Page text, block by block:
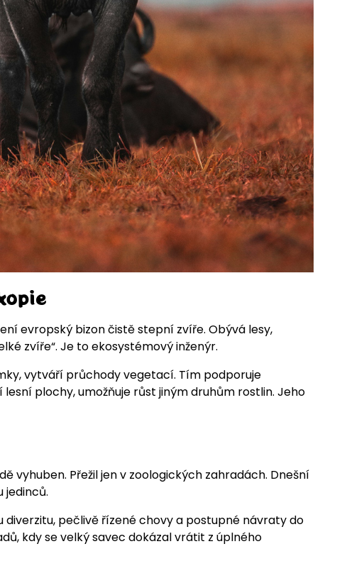
evropský bizon čistě stepní zvíře. Obývá lesy,
zvíře“. Je to ekosystémový inženýr.
vytváří průchody vegetací. Tím podporuje
plochy, umožňuje růst jiným druhům rostlin. Jeho
vyhuben. Přežil jen v zoologických zahradách. Dnešní
jedinců.
diverzitu, pečlivě řízené chovy a postupné návraty do
kdy se velký savec dokázal vrátit z úplného